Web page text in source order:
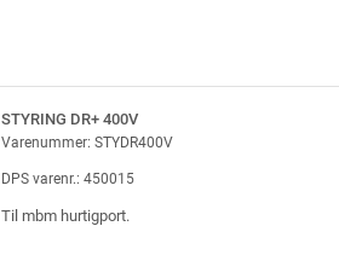
STYRING DR+ 400V
Varenummer: STYDR400V
DPS varenr.: 450015
Til mbm hurtigport.